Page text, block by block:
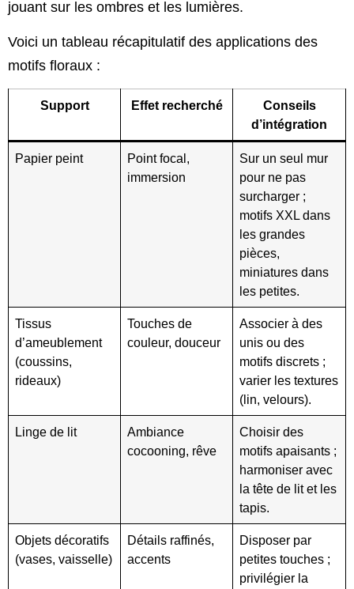
jouant sur les ombres et les lumières.
Voici un tableau récapitulatif des applications des
motifs floraux :
Support Effet recherché
Conseils
d’intégration
Papier peint
Point focal,
immersion
Sur un seul mur
pour ne pas
surcharger ;
motifs XXL dans
les grandes
pièces,
miniatures dans
les petites.
Tissus
d’ameublement
(coussins,
rideaux)
Touches de
couleur, douceur
Associer à des
unis ou des
motifs discrets ;
varier les textures
(lin, velours).
Linge de lit
Ambiance
cocooning, rêve
Choisir des
motifs apaisants ;
harmoniser avec
la tête de lit et les
tapis.
Objets décoratifs
(vases, vaisselle)
Détails raffinés,
accents
Disposer par
petites touches ;
privilégier la